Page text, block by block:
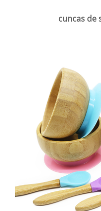
cuncas de